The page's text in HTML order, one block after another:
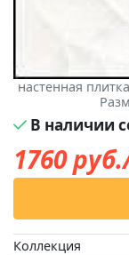
настенная
В наличии
1760
Коллекция